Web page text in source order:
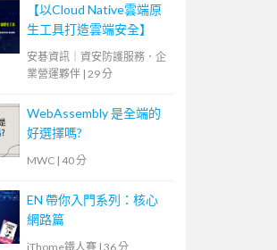
【以Cloud Native雲端原
生工具打造雲端安全】
安碁資訊｜資安防護服務．企
業營運夥伴 | 29 分
WebAssembly 是全端的
好選擇嗎?
MWC | 40 分
EN 帶你入門系列：核心
網路篇
iThome鐵人賽 | 36 分